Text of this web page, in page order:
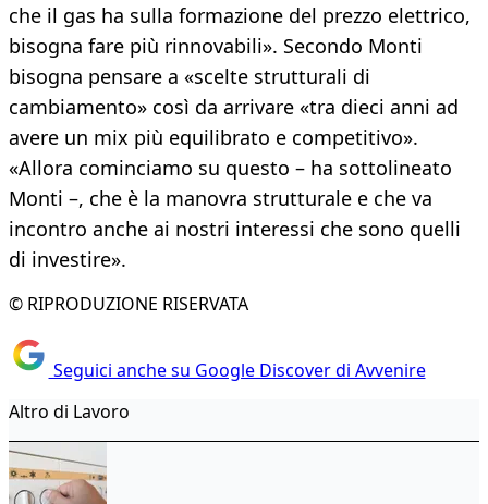
che il gas ha sulla formazione del prezzo elettrico,
bisogna fare più rinnovabili». Secondo Monti
bisogna pensare a «scelte strutturali di
cambiamento» così da arrivare «tra dieci anni ad
avere un mix più equilibrato e competitivo».
«Allora cominciamo su questo – ha sottolineato
Monti –, che è la manovra strutturale e che va
incontro anche ai nostri interessi che sono quelli
di investire».
© RIPRODUZIONE RISERVATA
Seguici anche su Google Discover di Avvenire
Altro di Lavoro